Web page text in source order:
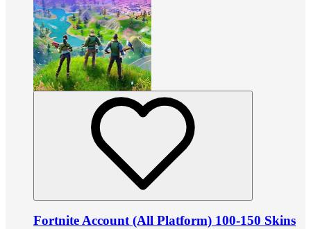
Fortnite Account (All Platform) 100-150 Skins